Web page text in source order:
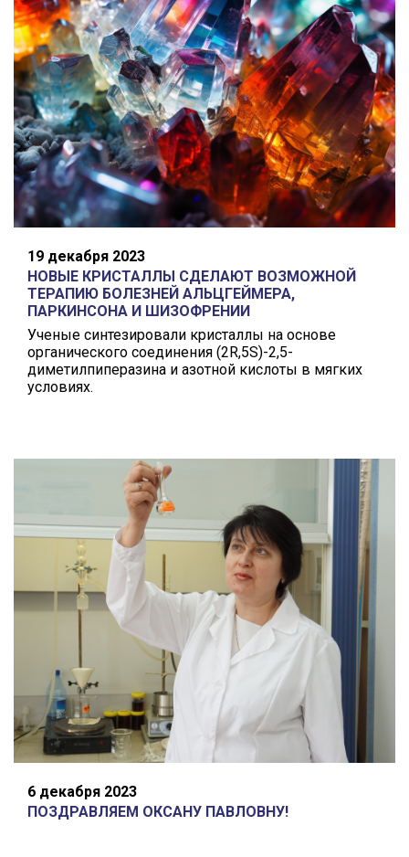
19 декабря 2023
НОВЫЕ КРИСТАЛЛЫ СДЕЛАЮТ ВОЗМОЖНОЙ
ТЕРАПИЮ БОЛЕЗНЕЙ АЛЬЦГЕЙМЕРА,
ПАРКИНСОНА И ШИЗОФРЕНИИ
Ученые синтезировали кристаллы на основе
органического соединения (2R,5S)-2,5-
диметилпиперазина и азотной кислоты в мягких
условиях.
6 декабря 2023
ПОЗДРАВЛЯЕМ ОКСАНУ ПАВЛОВНУ!